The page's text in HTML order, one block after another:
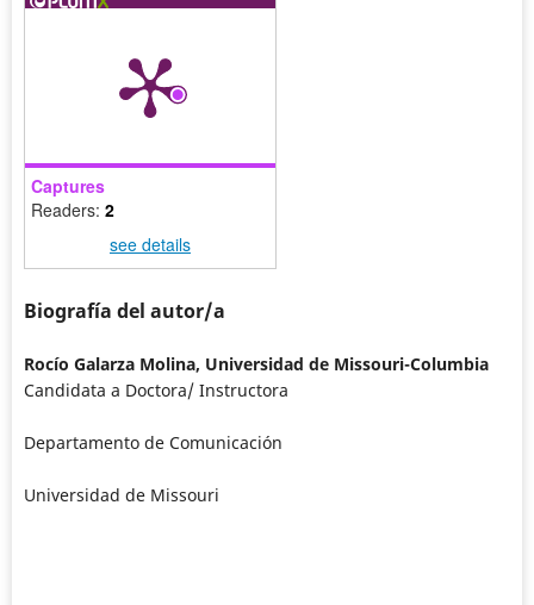
Captures
Readers: 2
see details
Biografía del autor/a
Rocío Galarza Molina, Universidad de Missouri-Columbia
Candidata a Doctora/ Instructora
Departamento de Comunicación
Universidad de Missouri